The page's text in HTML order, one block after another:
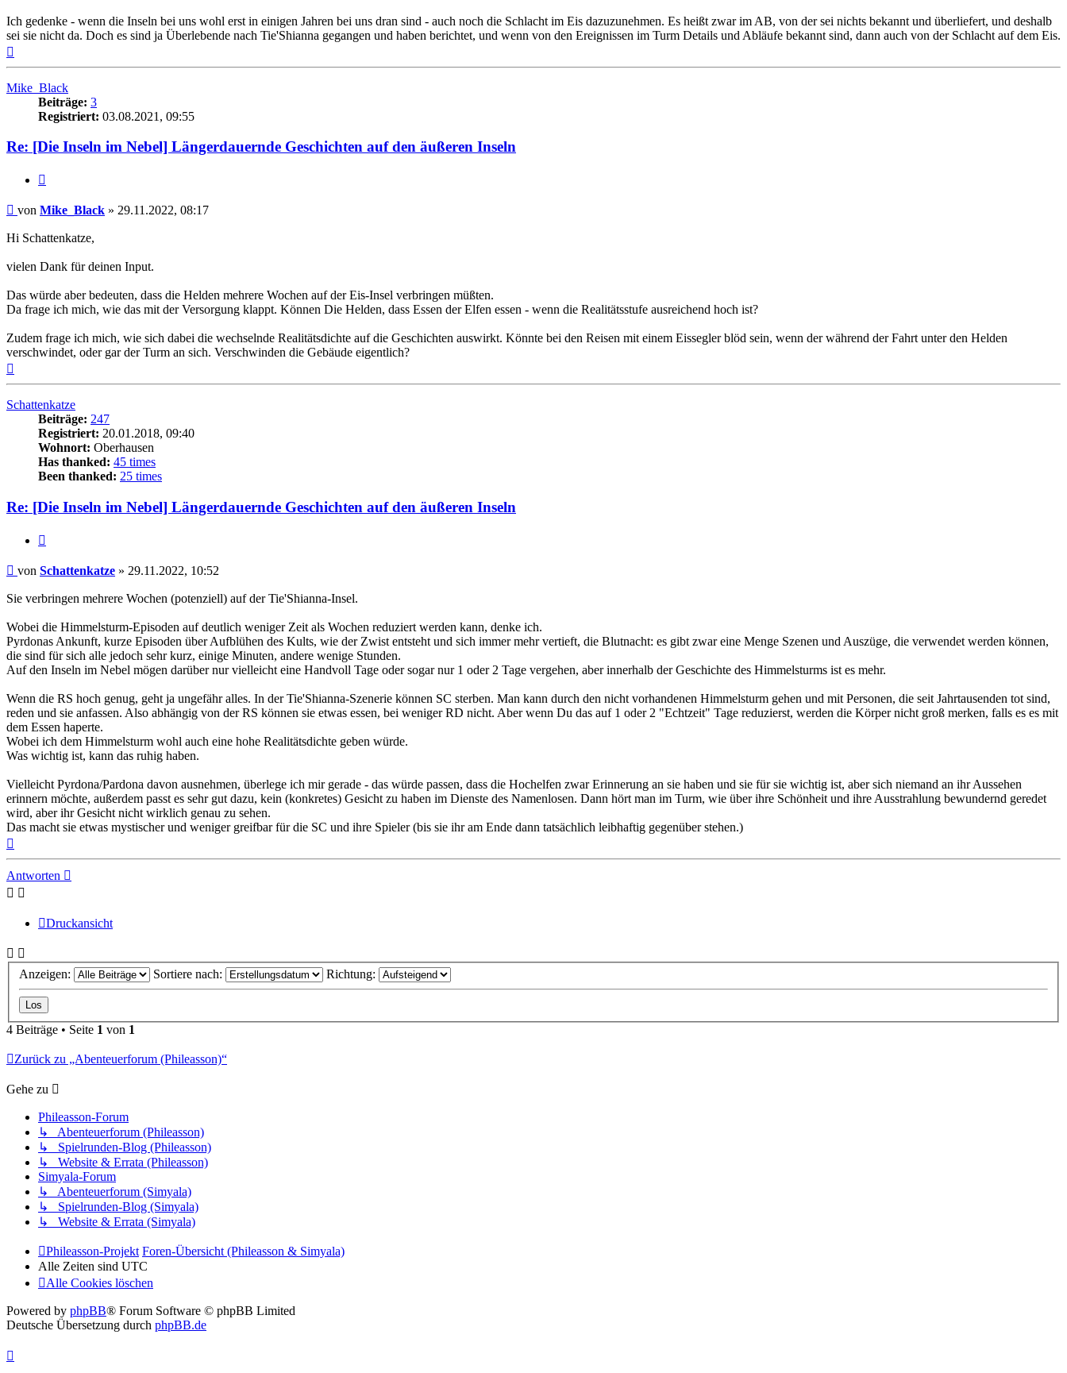
Ich gedenke - wenn die Inseln bei uns wohl erst in einigen Jahren bei uns dran sind - auch noch die Schlacht im Eis dazuzunehmen. Es heißt zwar im AB, von der sei nichts bekannt und überliefert, und deshalb
sei sie nicht da. Doch es sind ja Überlebende nach Tie'Shianna gegangen und haben berichtet, und wenn von den Ereignissen im Turm Details und Abläufe bekannt sind, dann auch von der Schlacht auf dem Eis.
Mike_Black
Beiträge: 3
Registriert: 03.08.2021, 09:55
Re: [Die Inseln im Nebel] Längerdauernde Geschichten auf den äußeren Inseln
Beitrag
von Mike_Black » 29.11.2022, 08:17
Hi Schattenkatze,
vielen Dank für deinen Input.
Das würde aber bedeuten, dass die Helden mehrere Wochen auf der Eis-Insel verbringen müßten.
Da frage ich mich, wie das mit der Versorgung klappt. Können Die Helden, dass Essen der Elfen essen - wenn die Realitätsstufe ausreichend hoch ist?
Zudem frage ich mich, wie sich dabei die wechselnde Realitätsdichte auf die Geschichten auswirkt. Könnte bei den Reisen mit einem Eissegler blöd sein, wenn der während der Fahrt unter den Helden
verschwindet, oder gar der Turm an sich. Verschwinden die Gebäude eigentlich?
Schattenkatze
Beiträge: 247
Registriert: 20.01.2018, 09:40
Wohnort: Oberhausen
Has thanked: 45 times
Been thanked: 25 times
Re: [Die Inseln im Nebel] Längerdauernde Geschichten auf den äußeren Inseln
Beitrag
von Schattenkatze » 29.11.2022, 10:52
Sie verbringen mehrere Wochen (potenziell) auf der Tie'Shianna-Insel.
Wobei die Himmelsturm-Episoden auf deutlich weniger Zeit als Wochen reduziert werden kann, denke ich.
Pyrdonas Ankunft, kurze Episoden über Aufblühen des Kults, wie der Zwist entsteht und sich immer mehr vertieft, die Blutnacht: es gibt zwar eine Menge Szenen und Auszüge, die verwendet werden können,
die sind für sich alle jedoch sehr kurz, einige Minuten, andere wenige Stunden.
Auf den Inseln im Nebel mögen darüber nur vielleicht eine Handvoll Tage oder sogar nur 1 oder 2 Tage vergehen, aber innerhalb der Geschichte des Himmelsturms ist es mehr.
Wenn die RS hoch genug, geht ja ungefähr alles. In der Tie'Shianna-Szenerie können SC sterben. Man kann durch den nicht vorhandenen Himmelsturm gehen und mit Personen, die seit Jahrtausenden tot sind,
reden und sie anfassen. Also abhängig von der RS können sie etwas essen, bei weniger RD nicht. Aber wenn Du das auf 1 oder 2 "Echtzeit" Tage reduzierst, werden die Körper nicht groß merken, falls es es mit
dem Essen haperte.
Wobei ich dem Himmelsturm wohl auch eine hohe Realitätsdichte geben würde.
Was wichtig ist, kann das ruhig haben.
Vielleicht Pyrdona/Pardona davon ausnehmen, überlege ich mir gerade - das würde passen, dass die Hochelfen zwar Erinnerung an sie haben und sie für sie wichtig ist, aber sich niemand an ihr Aussehen
erinnern möchte, außerdem passt es sehr gut dazu, kein (konkretes) Gesicht zu haben im Dienste des Namenlosen. Dann hört man im Turm, wie über ihre Schönheit und ihre Ausstrahlung bewundernd geredet
wird, aber ihr Gesicht nicht wirklich genau zu sehen.
Das macht sie etwas mystischer und weniger greifbar für die SC und ihre Spieler (bis sie ihr am Ende dann tatsächlich leibhaftig gegenüber stehen.)
Antworten
Druckansicht
Anzeigen: Sortiere nach: Richtung:
4 Beiträge • Seite 1 von 1
Zurück zu „Abenteuerforum (Phileasson)“
Gehe zu
Phileasson-Forum
↳ Abenteuerforum (Phileasson)
↳ Spielrunden-Blog (Phileasson)
↳ Website & Errata (Phileasson)
Simyala-Forum
↳ Abenteuerforum (Simyala)
↳ Spielrunden-Blog (Simyala)
↳ Website & Errata (Simyala)
Phileasson-Projekt Foren-Übersicht (Phileasson & Simyala)
Alle Zeiten sind UTC
Alle Cookies löschen
Powered by phpBB® Forum Software © phpBB Limited
Deutsche Übersetzung durch phpBB.de